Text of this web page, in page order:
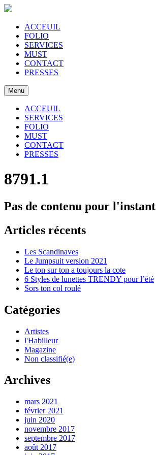
ACCEUIL
FOLIO
SERVICES
MUST
CONTACT
PRESSES
Menu
ACCEUIL
SERVICES
FOLIO
MUST
CONTACT
PRESSES
8791.1
Pas de contenu pour l'instant
Articles récents
Les Scandinaves
Le Jumpsuit version 2021
Le ton sur ton a toujours la cote
6 Styles de lunettes TRENDY pour l’été
Sors ton col roulé
Catégories
Artistes
l'Habilleur
Magazine
Non classifié(e)
Archives
mars 2021
février 2021
juin 2020
novembre 2017
septembre 2017
août 2017